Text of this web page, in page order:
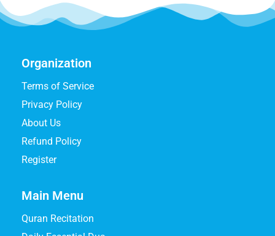
Organization
Terms of Service
Privacy Policy
About Us
Refund Policy
Register
Main Menu
Quran Recitation